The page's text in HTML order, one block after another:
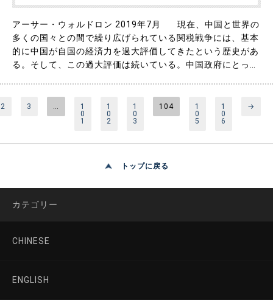
アーサー・ウォルドロン 2019年7月 現在、中国と世界の
多くの国々との間で繰り広げられている関税戦争には、基本
的に中国が自国の経済力を過大評価してきたという歴史があ
る。そして、この過大評価は続いている。中国政府にとって
的に変化した。 ここで二つの問いが特に重要である。第
2 3 …
1
0
1
1
0
2
1
0
3
104
1
0
5
1
0
6
→
トップに戻る
カテゴリー
CHINESE
ENGLISH